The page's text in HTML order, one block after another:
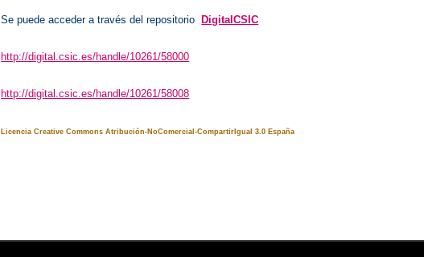
Se puede acceder a través del repositorio DigitalCSIC
http://digital.csic.es/handle/10261/58000
http://digital.csic.es/handle/10261/58008
Licencia Creative Commons Atribución-NoComercial-CompartirIgual 3.0 España